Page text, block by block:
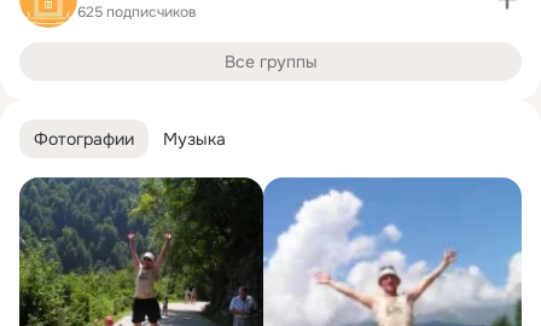
Фотографии Музыка
625 подписчиков
Все группы